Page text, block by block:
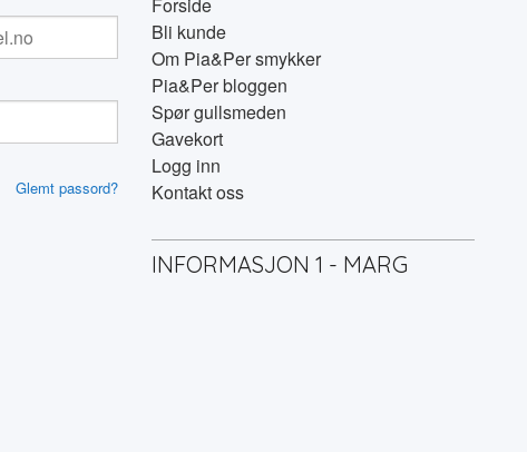
Glemt passord?
Bli kunde
Om Pia&Per smykker
Pia&Per bloggen
Spør gullsmeden
Gavekort
Logg inn
Kontakt oss
INFORMASJON 1 - MARG